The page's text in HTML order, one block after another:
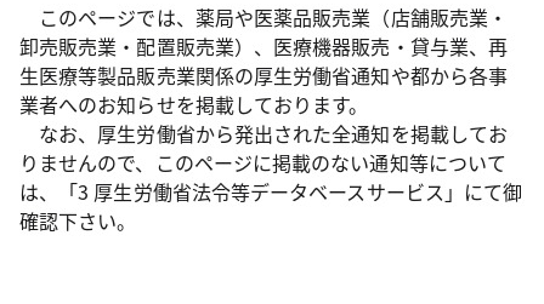
このページでは、薬局や医薬品販売業（店舗販売業・
卸売販売業・配置販売業）、医療機器販売・貸与業、再
生医療等製品販売業関係の厚生労働省通知や都から各事
業者へのお知らせを掲載しております。
なお、厚生労働省から発出された全通知を掲載してお
りませんので、このページに掲載のない通知等について
は、「3 厚生労働省法令等データベースサービス」にて御
確認下さい。